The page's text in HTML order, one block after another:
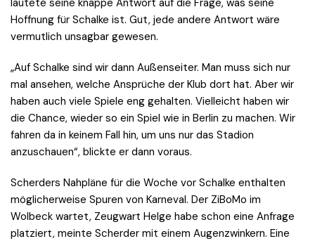
Hoffnung für Schalke ist. Gut, jede andere Antwort wäre
vermutlich unsagbar gewesen.
„Auf Schalke sind wir dann Außenseiter. Man muss sich nur
mal ansehen, welche Ansprüche der Klub dort hat. Aber wir
haben auch viele Spiele eng gehalten. Vielleicht haben wir
die Chance, wieder so ein Spiel wie in Berlin zu machen. Wir
fahren da in keinem Fall hin, um uns nur das Stadion
anzuschauen“, blickte er dann voraus.
Scherders Nahpläne für die Woche vor Schalke enthalten
möglicherweise Spuren von Karneval. Der ZiBoMo im
Wolbeck wartet, Zeugwart Helge habe schon eine Anfrage
platziert, meinte Scherder mit einem Augenzwinkern. Eine